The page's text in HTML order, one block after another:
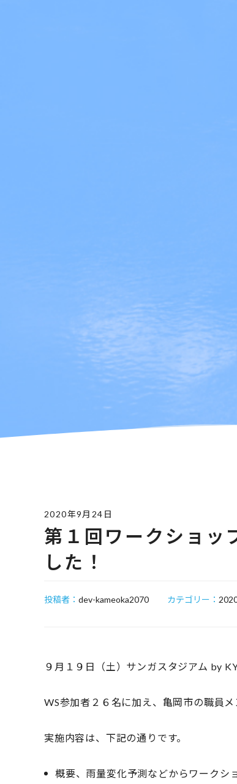
2020年9月24日
第１回ワークショ
した！
投稿者： dev-kameoka2070 カテゴリー：
９月１９日（土）サンガスタジアム by
WS参加者２６名に加え、亀岡市の職員
実施内容は、下記の通りです。
概要、雨量変化予測などからワークシ